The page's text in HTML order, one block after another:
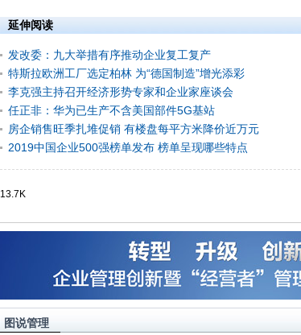
延伸阅读
发改委：九大举措有序推动企业复工复产
特斯拉欧洲工厂选定柏林 为“德国制造”增光添彩
李克强主持召开经济形势专家和企业家座谈会
任正非：华为已生产不含美国部件5G基站
房企销售旺季扎堆促销 有楼盘每平方米降价近万元
2019中国企业500强榜单发布 榜单呈现哪些特点
13.7K
图说管理